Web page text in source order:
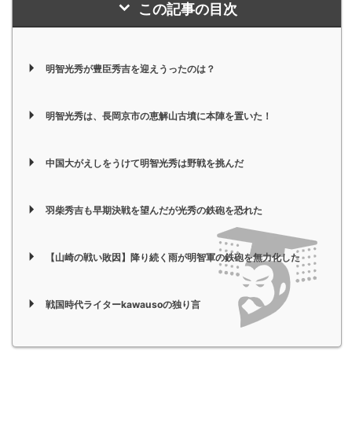
この記事の目次
明智光秀が豊臣秀吉を迎えうったのは？
明智光秀は、長岡京市の恵解山古墳に本陣を置いた！
中国大がえしをうけて明智光秀は野戦を挑んだ
羽柴秀吉も早期決戦を望んだが光秀の鉄砲を恐れた
【山崎の戦い敗因】降り続く雨が明智軍の鉄砲を無力化した
戦国時代ライターkawausoの独り言